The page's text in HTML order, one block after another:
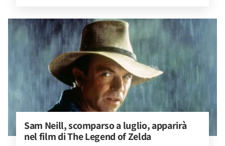
Sam Neill, scomparso a luglio, apparirà
nel film di The Legend of Zelda